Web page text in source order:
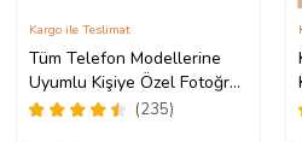
Tüm Telefon Modellerine
Uyumlu Kişiye Özel Fotoğraf
Baskılı Telefon Kılıfı
(235)
Kargo ile Teslimat